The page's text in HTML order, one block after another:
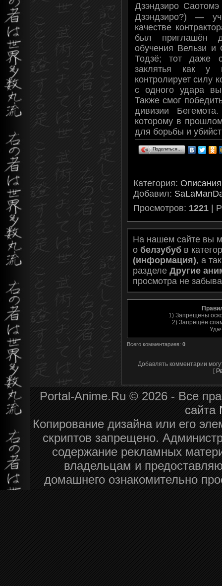
Дзэндзиро
Дзэндзиро?) —
качестве
был приглашён
обучения Вельзи
Тодзё; тот даже
заклятья как у
контролирует силу
с одного удара
Также смог
дивизии
которому в
для борьбы и
Поделиться…
Категория:
Добавил:
Просмотров: 1221 |
На нашем сайте вы
о белзубуб в
(информация), а
разделе Другие
просмотра не
1) Запрещены
2) Запрещён
Всего комментариев: 0
Добавлять комментарии
[
Portal-Anime.Ru © 2026 - Все
сайта
Копирование дизайна или его
скриптов запрещено.
содержание рекламных
владельцам и
домашнего ознакомительно